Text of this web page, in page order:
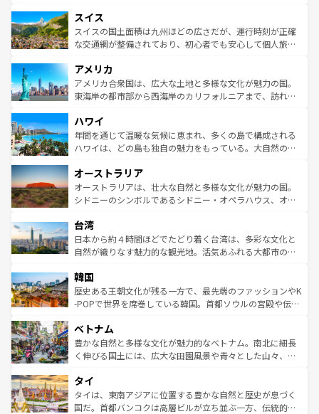
れる地方に足を運ぶとそれぞれで全く異なる文化を体験で
きるだろう。 なお、新着のフランス情報はコンテンツ一覧
を参照してほしい。
は、お酒好きな人にはぜひ体験してほしい。 なお、新着の
ドイツ情報はコンテンツ一覧を参照してほしい。
リアごとに異なる魅力がある。また、優雅なアフタヌーン
ティー、ビール好きにはたまらない英国パブ、サッカー観
戦など、本場だからこそできる体験も豊富。イギリスを旅
ンツ一覧を参照してほしい。
スイス
スイスの国土面積は九州ほどの広さだが、運行時刻が正確
な交通網が整備されており、初心者でも安心して個人旅行
の建物がそのまま残る町や、スイスならではのユニークな
博物館もあり、アルプス観光だけでなく町歩きも満喫する
ことができる。国民の所得が高いため物価も高いが、旅行
ば市内交通費無料で観光を楽しむこともできる。 なお、新
着のスイス情報はコンテンツ一覧 を参照してほしい。
アメリカ
アメリカ合衆国は、広大な土地と多様な文化が魅力の国。
東海岸の都市部から西海岸のカリフォルニアまで、訪れる
のような巨大都市は、観光、ショッピング、エンターテイ
ンメントが詰まった刺激的なスポットだ。一方、アメリカ
西部には大自然が広がり、グランドキャニオンやイエロー
部のニューオーリンズでは、音楽と美食が融合した独特の
文化が魅力。旅行者はアメリカの各地域で異なる魅力を楽
しみながら、その多様性と豊かな歴史を感じることができ
ならではの贅沢な旅のスタイルだ。 なお、新着のアメリカ
情報はコンテンツ一覧を参照してほしい。
ハワイ
年間を通じて温暖な気候に恵まれ、多くの島で構成される
ハワイは、どの島も独自の魅力をもっている。大自然の神
ワイ島は見逃せない。また、定番の観光地といえばオアフ
島だが、静かな自然を求めるならマウイ島やカウアイ島が
おすすめ。エメラルドグリーンに輝く海をはじめ、豊かな
れるおもてなしの心で訪れる人々を迎えてくれるハワイの
人々、おいしいローカルフードやハワイアンミュージッ
ク、伝統的なフラダンスなど、すべてがハワイの魅力を彩
ワイを、存分に味わってほしい。 なお、新着のハワイ情報
はコンテンツ一覧を参照してほしい。
オーストラリア
オーストラリアは、壮大な自然と多様な文化が魅力の国。
シドニーのシンボルであるシドニー・オペラハウス、オー
リアリーフや大陸中央部にそびえるウルル（エアーズロッ
ク）、タスマニアの美しい原生林やケアンズの熱帯雨林な
ど、見どころがたくさん。また、カフェやワイン、オージ
いる。アクティビティも充実しており、サーフィンやダイ
ビング、ハイキングなど、アウトドア好きにはたまらな
い。オーストラリアの多彩な魅力を存分に味わいつくそ
参照してほしい。
台湾
日本から約４時間ほどでたどり着く台湾は、多彩な文化と
自然が織りなす魅力的な観光地。活気あふれる大都市の台
ン）、静ひつな山岳地帯である台湾東部など、都市の喧騒
と山間の静けさが共存しており、訪れる人に新しい発見と
驚きをもたらしてくれる。また、奥深い台湾の食文化も魅
容にもいいと評判のスイーツなど、バラエティ豊かな料理
が味わえる。 なお、新着の台湾情報は コンテンツ一覧を参
照してほしい。
韓国
歴史ある王朝文化が残る一方で、最先端のファッションやK
-POPで世界を席巻している韓国。首都ソウルの宮殿や伝統
き、地方に足を延ばせば四季折々の自然美を楽しむことが
できる。そして、キムチや焼肉、絶品のストリートフード
まで、さまざまな韓国料理が待っている。夜には、韓国な
リティに包まれながら、韓国の多彩な魅力を心ゆくまで味
わってみてほしい。 なお、新着の韓国情報はコンテンツ一
覧を参照してほしい。
ベトナム
豊かな自然と多様な文化が魅力的なベトナム。南北に細長
く伸びる国土には、広大な田園風景や青々とした山々、世
急速な発展と共に伝統が息づく。ハノイの古い町並みやホ
ーチミン市のフランス統治時代の建物も、独特の雰囲気を
醸し出している。また、バラエティの豊かさとおいしさで
タイ
タイは、東南アジアに位置する豊かな自然と歴史が息づく
国だ。首都バンコクは高層ビルが立ち並ぶ一方、伝統的な